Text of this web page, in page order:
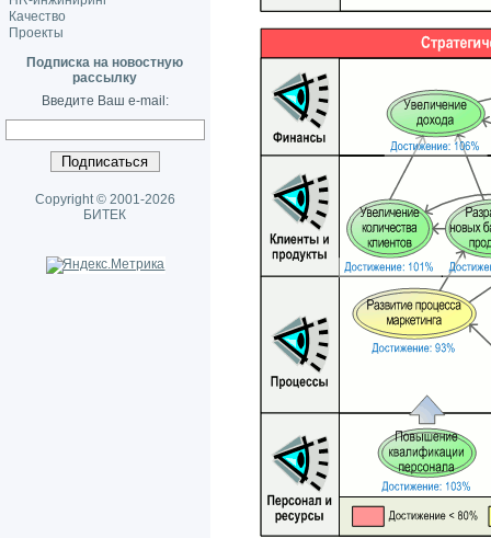
Качество
Проекты
Подписка на новостную
рассылку
Введите Ваш e-mail:
Copyright © 2001-2026
БИТЕК